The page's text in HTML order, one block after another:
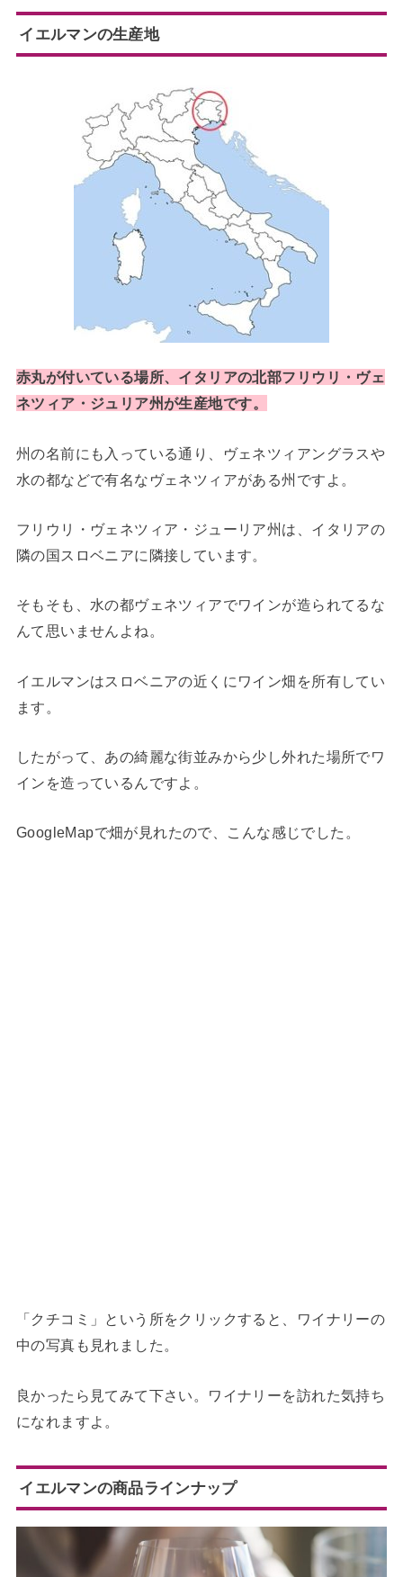
イエルマンの生産地
赤丸が付いている場所、イタリアの北部フリウリ・ヴェ
ネツィア・ジュリア州が生産地です。
州の名前にも入っている通り、ヴェネツィアングラスや
水の都などで有名なヴェネツィアがある州ですよ。
フリウリ・ヴェネツィア・ジューリア州は、イタリアの
隣の国スロベニアに隣接しています。
そもそも、水の都ヴェネツィアでワインが造られてるな
んて思いませんよね。
イエルマンはスロベニアの近くにワイン畑を所有してい
ます。
したがって、あの綺麗な街並みから少し外れた場所でワ
インを造っているんですよ。
GoogleMapで畑が見れたので、こんな感じでした。
「クチコミ」という所をクリックすると、ワイナリーの
中の写真も見れました。
良かったら見てみて下さい。ワイナリーを訪れた気持ち
になれますよ。
イエルマンの商品ラインナップ